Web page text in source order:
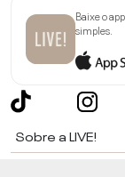
Baixe o app
simples.
Sobre a LIVE!